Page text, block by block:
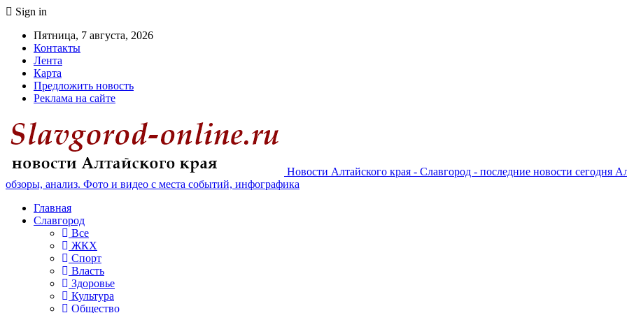
Sign in
Пятница, 7 августа, 2026
Контакты
Лента
Карта
Предложить новость
Реклама на сайте
Новости Алтайского края - Славгород - последние новости сегодня
обзоры, анализ. Фото и видео с места событий, инфографика
Главная
Славгород
Все
ЖКХ
Спорт
Власть
Здоровье
Культура
Общество